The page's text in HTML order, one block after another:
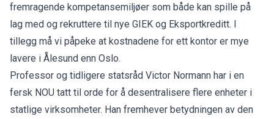
fremragende kompetansemiljøer som både kan spille på
lag med og rekruttere til nye GIEK og Eksportkreditt. I
tillegg må vi påpeke at kostnadene for ett kontor er mye
lavere i Ålesund enn Oslo.
Professor og tidligere statsråd Victor Normann har i en
fersk NOU tatt til orde for å desentralisere flere enheter i
statlige virksomheter. Han fremhever betydningen av den